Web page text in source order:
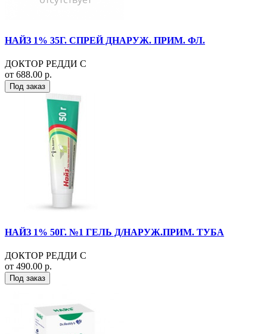
НАЙЗ 1% 35Г. СПРЕЙ ДНАРУЖ. ПРИМ. ФЛ.
ДОКТОР РЕДДИ С
от 688.00 р.
Под заказ
НАЙЗ 1% 50Г. №1 ГЕЛЬ Д/НАРУЖ.ПРИМ. ТУБА
ДОКТОР РЕДДИ С
от 490.00 р.
Под заказ